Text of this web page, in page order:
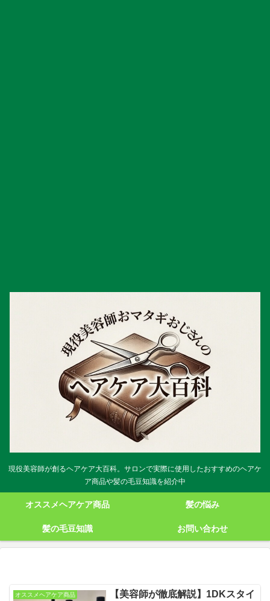
現役美容師が創るヘアケア大百科。サロンで実際に使用したおすすめのヘアケ
ア商品や髪の毛豆知識を紹介中
オススメヘアケア商品 髪の悩み
髪の毛豆知識 お問い合わせ
オススメヘアケア商品
【美容師が徹底解説】1DKスタイ